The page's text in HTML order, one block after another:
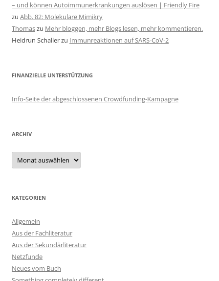
– und können Autoimmunerkrankungen auslösen | Friendly Fire
zu Abb. 82: Molekulare Mimikry
Thomaszu Mehr bloggen, mehr Blogs lesen, mehr kommentieren.
Heidrun Schallerzu Immunreaktionen auf SARS-CoV-2
FINANZIELLE UNTERSTÜTZUNG
Info-Seite der abgeschlossenen Crowdfunding-Kampagne
ARCHIV
Archiv
KATEGORIEN
Allgemein
Aus der Fachliteratur
Aus der Sekundärliteratur
Netzfunde
Neues vom Buch